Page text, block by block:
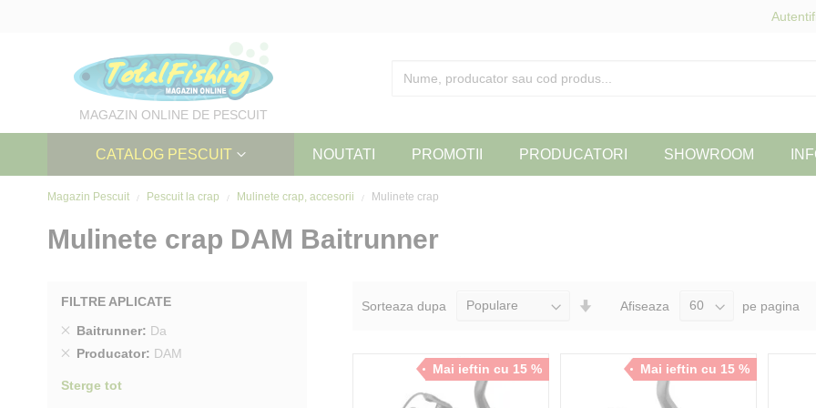
MAGAZIN ONLINE DE PESCUIT
CATALOG PESCUIT NOUTATI PROMOTII PRODUCATORI SHOWROOM
Magazin Pescuit Pescuit la crap Mulinete crap, accesorii Mulinete crap
Mulinete crap DAM Baitrunner
Sorteaza dupa
SeteazaAfiseaza pe pagina
Mai ieftin cu 15 % Mai ieftin cu 15 %
FILTRE APLICATE
Baitrunner
Da
Sterge
produs
Producator DAM
Sterge
Sterge tot